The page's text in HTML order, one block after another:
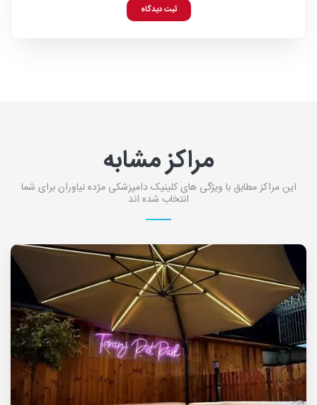
ثبت دیدگاه
مراکز مشابه
این مراکز مطابق با ویژگی های کلینیک دامپزشکی مژده نیاوران برای شما
انتخاب شده اند